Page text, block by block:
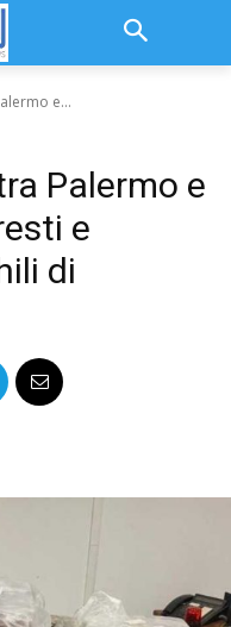
e...
Palermo e
e
di